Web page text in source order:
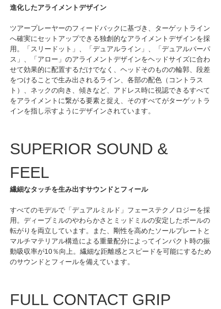
進化したアライメントデザイン
ツアープレーヤーのフィードバックに基づき、ターゲットライン
へ確実にセットアップできる独創的なアライメントデザインを採
用。「スリードット」、「デュアルライン」、「デュアルパーパ
ス」、「アロー」のアライメントデザインをヘッドサイズに合わ
せて効果的に配置するだけでなく、ヘッドそのものの輪郭、段差
をつけることで生み出されるライン、各部の配色（コントラス
ト）、ネックの向き、傾きなど、アドレス時に視認できるすべて
をアライメントに繋がる要素と捉え、そのすべてがターゲットラ
インを指し示すようにデザインされています。
SUPERIOR SOUND &
FEEL
繊細なタッチを生み出すサウンドとフィール
すべてのモデルで「デュアルミルド」フェーステクノロジーを採
用。ディープミルのやわらかさとミッドミルの安定したボールの
転がりを両立しています。また、剛性を高めたソールプレートと
マルチマテリアル構造による重量配分によってインパクト時の振
動吸収率が10％向上。繊細な距離感とスピードを可能にするため
のサウンドとフィールを備えています。
FULL CONTACT GRIP